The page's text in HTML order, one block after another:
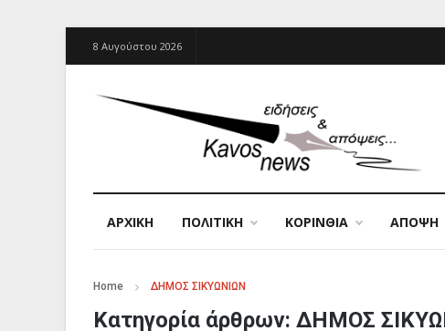
8 Αυγούστου 2026
ΑΡΧΙΚΉ ΠΟΛΙΤΙΚΗ ΚΟΡΙΝΘΙΑ ΑΠΟΨΗ
Home ΔΗΜΟΣ ΣΙΚΥΩΝΙΩΝ
Κατηγορία άρθρων: ΔΗΜΟΣ